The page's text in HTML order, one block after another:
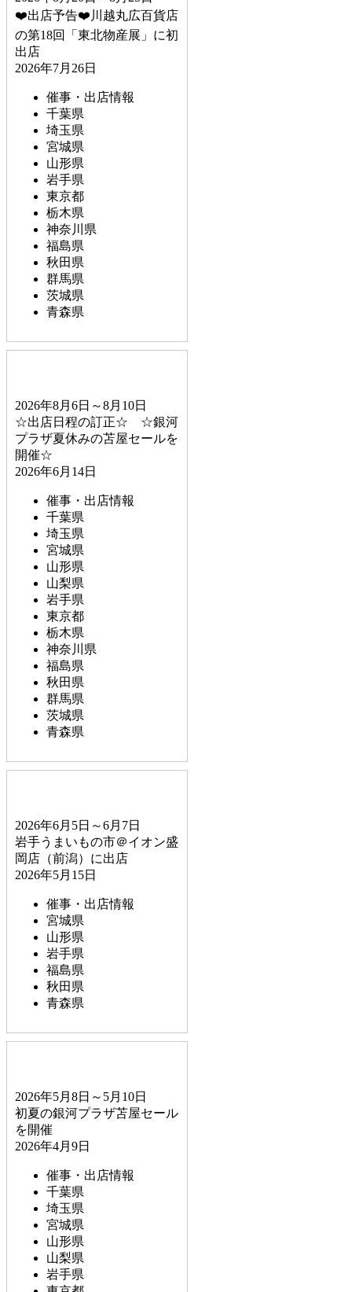
❤️出店予告❤️川越丸広百貨店
の第18回「東北物産展」に初
出店
2026年7月26日
催事・出店情報
千葉県
埼玉県
宮城県
山形県
岩手県
東京都
栃木県
神奈川県
福島県
秋田県
群馬県
茨城県
青森県
2026年8月6日～8月10日
☆出店日程の訂正☆ ☆銀河
プラザ夏休みの苫屋セールを
開催☆
2026年6月14日
催事・出店情報
千葉県
埼玉県
宮城県
山形県
山梨県
岩手県
東京都
栃木県
神奈川県
福島県
秋田県
群馬県
茨城県
青森県
2026年6月5日～6月7日
岩手うまいもの市＠イオン盛
岡店（前潟）に出店
2026年5月15日
催事・出店情報
宮城県
山形県
岩手県
福島県
秋田県
青森県
2026年5月8日～5月10日
初夏の銀河プラザ苫屋セール
を開催
2026年4月9日
催事・出店情報
千葉県
埼玉県
宮城県
山形県
山梨県
岩手県